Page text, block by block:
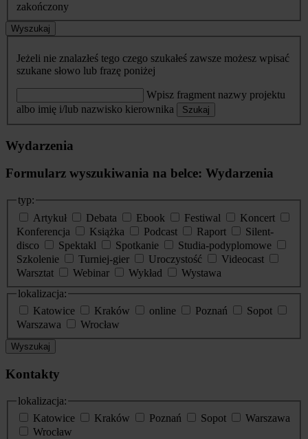
zakończony
Wyszukaj
Jeżeli nie znalazłeś tego czego szukałeś zawsze możesz wpisać
szukane słowo lub frazę poniżej
Wpisz fragment nazwy projektu
albo imię i/lub nazwisko kierownika
Szukaj
Wydarzenia
Formularz wyszukiwania na belce: Wydarzenia
typ:
Artykuł
Debata Ebook Festiwal
Koncert
Konferencja
Książka Podcast Raport
Silent-
disco
Spektakl Spotkanie
Studia-podyplomowe
Szkolenie
Turniej-gier Uroczystość
Videocast
Warsztat
Webinar Wykład
Wystawa
lokalizacja:
Katowice
Kraków online Poznań
Sopot
Warszawa
Wrocław
Wyszukaj
Kontakty
lokalizacja:
Katowice
Kraków Poznań Sopot
Warszawa
Wrocław